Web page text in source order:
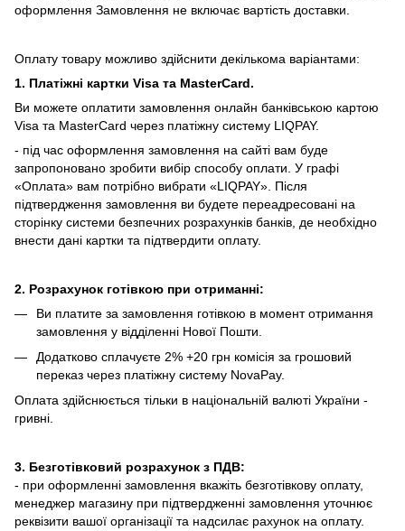
оформлення Замовлення не включає вартість доставки.
Оплату товару можливо здійснити декількома варіантами:
1. Платіжні картки Visa та MasterCard.
Ви можете оплатити замовлення онлайн банківською картою
Visa та MasterCard через платіжну систему LIQPAY.
- під час оформлення замовлення на сайті вам буде
запропоновано зробити вибір способу оплати. У графі
«Оплата» вам потрібно вибрати «LIQPAY». Після
підтвердження замовлення ви будете переадресовані на
сторінку системи безпечних розрахунків банків, де необхідно
внести дані картки та підтвердити оплату.
2. Розрахунок готівкою при отриманні:
Ви платите за замовлення готівкою в момент отримання
замовлення у відділенні Нової Пошти.
Додатково сплачуєте 2% +20 грн комісія за грошовий
переказ через платіжну систему NovaPay.
Оплата здійснюється тільки в національній валюті України -
гривні.
3. Безготівковий розрахунок з ПДВ:
- при оформленні замовлення вкажіть безготівкову оплату,
менеджер магазину при підтвердженні замовлення уточнює
реквізити вашої організації та надсилає рахунок на оплату.